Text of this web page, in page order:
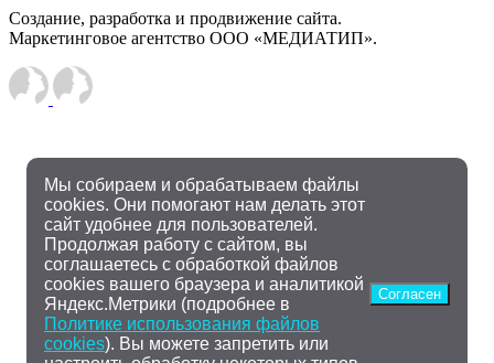
Создание, разработка и продвижение сайта.
Маркетинговое агентство ООО «МЕДИАТИП».
Мы собираем и обрабатываем файлы
cookies. Они помогают нам делать этот
сайт удобнее для пользователей.
Продолжая работу с сайтом, вы
соглашаетесь с обработкой файлов
cookies вашего браузера и аналитикой
Яндекс.Метрики (подробнее в
Политике использования файлов
cookies). Вы можете запретить или
Согласен